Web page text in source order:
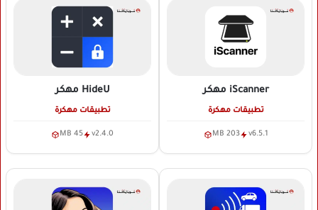
iScanner مهكر
تطبيقات مهكرة
v6.5.1
203 MB
HideU مهكر
تطبيقات مهكرة
v2.4.0
45 MB